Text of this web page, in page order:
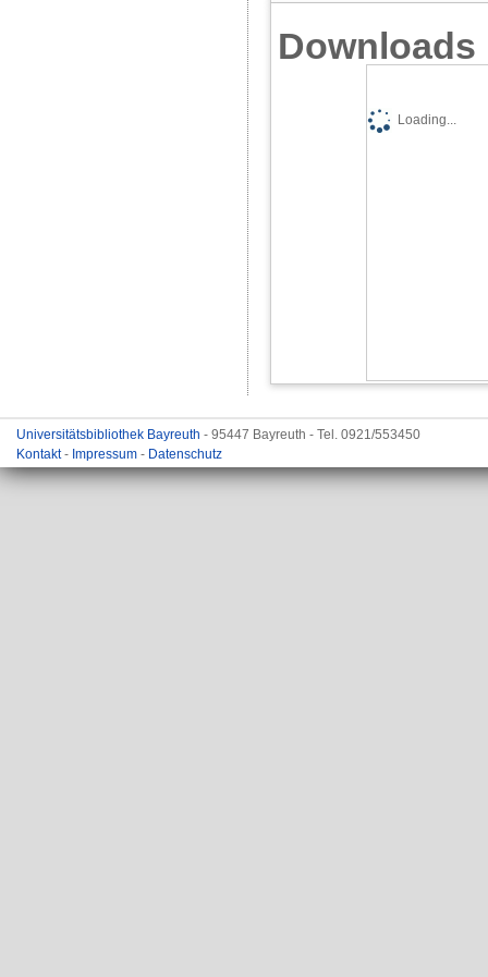
Downloads
Loading...
Universitätsbibliothek Bayreuth - 95447 Bayreuth - Tel. 0921/553450
Kontakt- Impressum - Datenschutz